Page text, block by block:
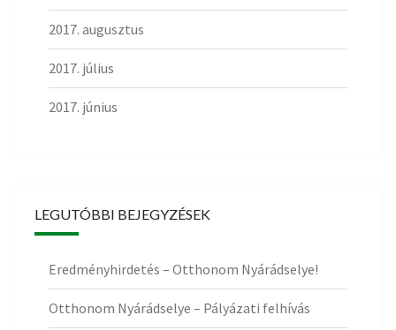
2017. augusztus
2017. július
2017. június
LEGUTÓBBI BEJEGYZÉSEK
Eredményhirdetés – Otthonom Nyárádselye!
Otthonom Nyárádselye – Pályázati felhívás